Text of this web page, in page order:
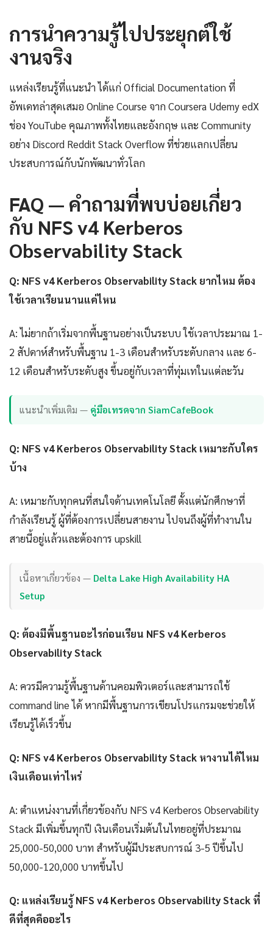
การนำความรู้ไปประยุกต์ใช้
งานจริง
แหล่งเรียนรู้ที่แนะนำ ได้แก่ Official Documentation ที่
อัพเดทล่าสุดเสมอ Online Course จาก Coursera Udemy edX
ช่อง YouTube คุณภาพทั้งไทยและอังกฤษ และ Community
อย่าง Discord Reddit Stack Overflow ที่ช่วยแลกเปลี่ยน
ประสบการณ์กับนักพัฒนาทั่วโลก
FAQ — คำถามที่พบบ่อยเกี่ยว
กับ NFS v4 Kerberos
Observability Stack
Q: NFS v4 Kerberos Observability Stack ยากไหม ต้อง
ใช้เวลาเรียนนานแค่ไหน
A: ไม่ยากถ้าเริ่มจากพื้นฐานอย่างเป็นระบบ ใช้เวลาประมาณ 1-
2 สัปดาห์สำหรับพื้นฐาน 1-3 เดือนสำหรับระดับกลาง และ 6-
12 เดือนสำหรับระดับสูง ขึ้นอยู่กับเวลาที่ทุ่มเทในแต่ละวัน
แนะนำเพิ่มเติม — คู่มือเทรดจาก SiamCafeBook
Q: NFS v4 Kerberos Observability Stack เหมาะกับใคร
บ้าง
A: เหมาะกับทุกคนที่สนใจด้านเทคโนโลยี ตั้งแต่นักศึกษาที่
กำลังเรียนรู้ ผู้ที่ต้องการเปลี่ยนสายงาน ไปจนถึงผู้ที่ทำงานใน
สายนี้อยู่แล้วและต้องการ upskill
เนื้อหาเกี่ยวข้อง — Delta Lake High Availability HA
Setup
Q: ต้องมีพื้นฐานอะไรก่อนเรียน NFS v4 Kerberos
Observability Stack
A: ควรมีความรู้พื้นฐานด้านคอมพิวเตอร์และสามารถใช้
command line ได้ หากมีพื้นฐานการเขียนโปรแกรมจะช่วยให้
เรียนรู้ได้เร็วขึ้น
Q: NFS v4 Kerberos Observability Stack หางานได้ไหม
เงินเดือนเท่าไหร่
A: ตำแหน่งงานที่เกี่ยวข้องกับ NFS v4 Kerberos Observability
Stack มีเพิ่มขึ้นทุกปี เงินเดือนเริ่มต้นในไทยอยู่ที่ประมาณ
25,000-50,000 บาท สำหรับผู้มีประสบการณ์ 3-5 ปีขึ้นไป
50,000-120,000 บาทขึ้นไป
Q: แหล่งเรียนรู้ NFS v4 Kerberos Observability Stack ที่
ดีที่สุดคืออะไร